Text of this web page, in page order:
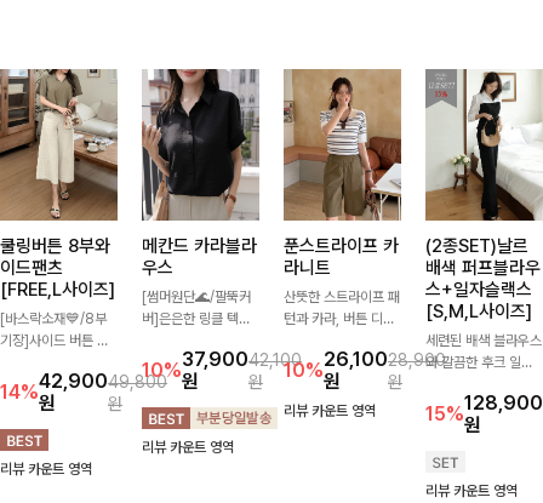
쿨링버튼 8부와
이드팬츠
[FREE,L사이즈]
[바스락소재💙/8부
기장]사이드 버튼 디
가 되어주는 와이드
팬츠입니다. 여유롭게
떨어지는 실루엣과 가
볍게 바스락거리는 소
재감으로 시원하고 편
14%42,900
원
49,800
원
리뷰 카운트 영역
메칸드 카라블라
우스
[썸머원단🌊/팔뚝커
버]은은한 링클 텍스
이 만나 내추럴하면서
도 세련된 무드를 연
출해주는 블라우스-
데일리룩부터 출근룩
까지 다양하게 활용하
10%37,900
원
42,100
원
리뷰 카운트 영역
푼스트라이프 카
라니트
산뜻한 스트라이프 패
턴과 카라, 버튼 디테
면서도 세련된 무드를
완성해주는 니트 🤍
부드럽고 가벼운 착용
10%26,100
원
28,900
원
리뷰 카운트 영역
(2종SET)날르
배색 퍼프블라우
스+일자슬랙스
[S,M,L사이즈]
세련된 배색 블라우스
와 깔끔한 후크 일자
세트입니다. 허리 라
인을 자연스럽게 살려
일자핏 슬랙스가 만나
단정하면서도 고급스
15%128,900
원
리뷰 카운트 영역